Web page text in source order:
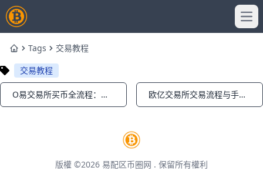
HomeTags
交易教程
交易教程
Notifications O易交易所买币全流程：零到一的实操要点 Notifications 欧亿交易所交易流程与手续费解读|下单到结算全流程
版權 ©2026 易配区币圈网 . 保留所有權利